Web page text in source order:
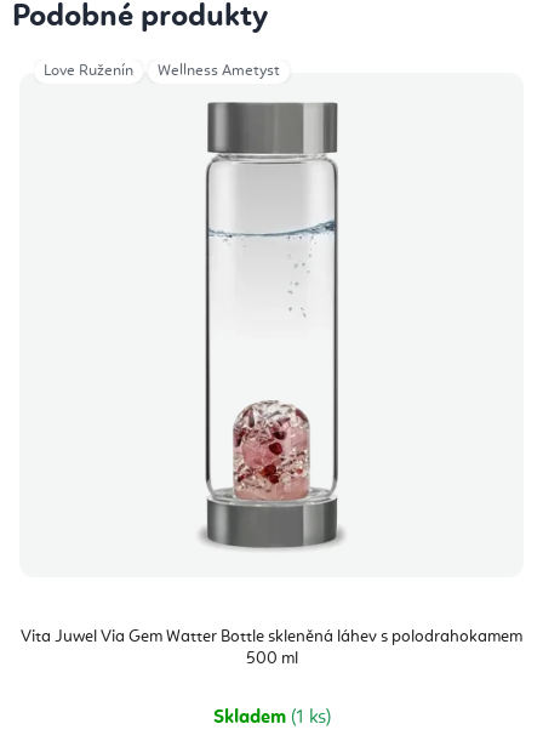
Podobné produkty
Vita Juwel Via Gem Watter Bottle skleněná láhev s polodrahokamem
500 ml
Skladem (1 ks)
Love Ruženín Wellness Ametyst